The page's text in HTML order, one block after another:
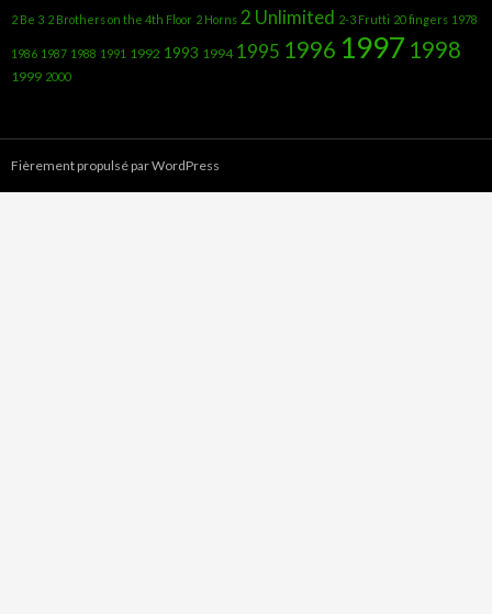
2 Be 3 2 Brothers on the 4th Floor 2 Horns 2 Unlimited 2-3 Frutti 20 fingers 1978
1986 1987 1988 1991 1992 1993 1994 1995 1996 1997 1998
1999 2000
Fièrement propulsé par WordPress